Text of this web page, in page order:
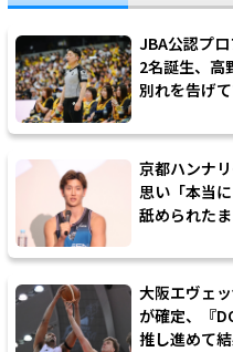
JBA公認プ
2名誕生、高
別れを告げ
京都ハンナ
思い「本当
舐められた
大阪エヴェ
が確定、『
推し進めて